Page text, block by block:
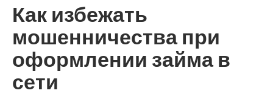
Как избежать
мошенничества при
оформлении займа в
сети